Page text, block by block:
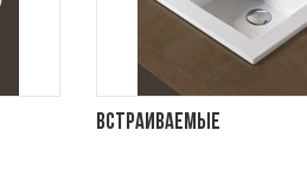
Встраиваемые